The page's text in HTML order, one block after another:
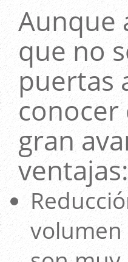
Aunque
que no
puertas
gran
ventajas:
volumen